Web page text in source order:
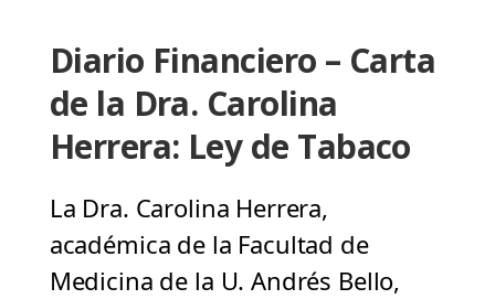
Diario Financiero – Carta
de la Dra. Carolina
Herrera: Ley de Tabaco
La Dra. Carolina Herrera,
académica de la Facultad de
Medicina de la U. Andrés Bello,